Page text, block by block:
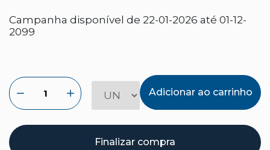
Campanha disponível de 22-01-2026 até 01-12-
2099
Adicionar ao carrinho
Finalizar compra